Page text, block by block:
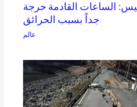
الساعات القادمة حرجة
جداً بسبب الحرائق
عالم